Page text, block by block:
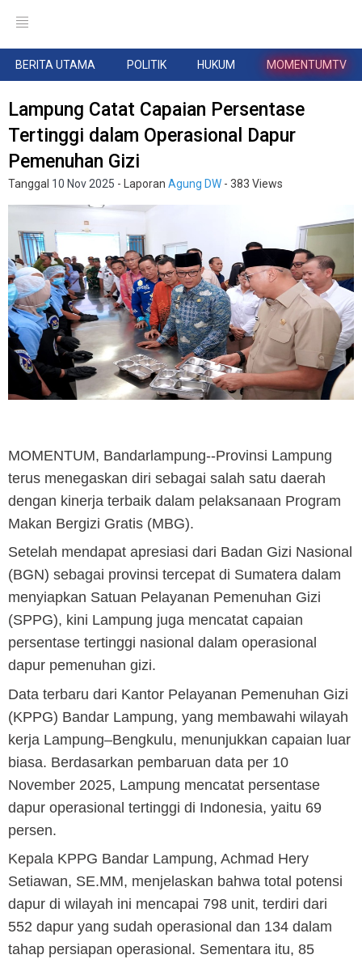
BERITA UTAMA POLITIK HUKUM MOMENTUMTV
‎Lampung Catat Capaian Persentase
Tertinggi dalam Operasional Dapur
Pemenuhan Gizi
Tanggal 10 Nov 2025 - Laporan Agung DW - 383 Views
MOMENTUM, Bandarlampung--Provinsi Lampung
terus menegaskan diri sebagai salah satu daerah
dengan kinerja terbaik dalam pelaksanaan Program
Makan Bergizi Gratis (MBG).
‎Setelah mendapat apresiasi dari Badan Gizi Nasional
(BGN) sebagai provinsi tercepat di Sumatera dalam
menyiapkan Satuan Pelayanan Pemenuhan Gizi
(SPPG), kini Lampung juga mencatat capaian
persentase tertinggi nasional dalam operasional
dapur pemenuhan gizi.
‎Data terbaru dari Kantor Pelayanan Pemenuhan Gizi
(KPPG) Bandar Lampung, yang membawahi wilayah
kerja Lampung–Bengkulu, menunjukkan capaian luar
biasa. Berdasarkan pembaruan data per 10
November 2025, Lampung mencatat persentase
dapur operasional tertinggi di Indonesia, yaitu 69
persen.
‎Kepala KPPG Bandar Lampung, Achmad Hery
Setiawan, SE.MM, menjelaskan bahwa total potensi
dapur di wilayah ini mencapai 798 unit, terdiri dari
552 dapur yang sudah operasional dan 134 dalam
tahap persiapan operasional. Sementara itu, 85